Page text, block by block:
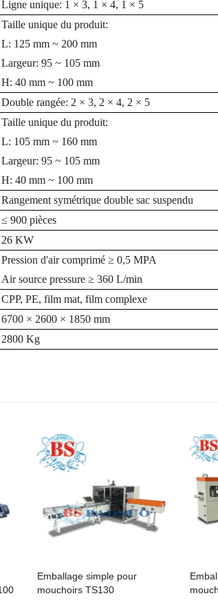
Ligne unique: 1 × 3, 1 × 4, 1 × 5
Taille unique du produit:
L: 125 mm ~ 200 mm
Largeur: 95 ~ 105 mm
H: 40 mm ~ 100 mm
Double rangée: 2 × 3, 2 × 4, 2 × 5
Taille unique du produit:
L: 105 mm ~ 160 mm
Largeur: 95 ~ 105 mm
H: 40 mm ~ 100 mm
Rangement symétrique double sac suspendu
≤ 900 pièces
26 KW
Pression d'air comprimé ≥ 0,5 MPA
Air source pressure ≥ 360 L/min
CPP, PE, film mat, film complexe
6700 × 2600 × 1850 mm
2800 Kg
Emballage simple pour
mouchoirs TS130